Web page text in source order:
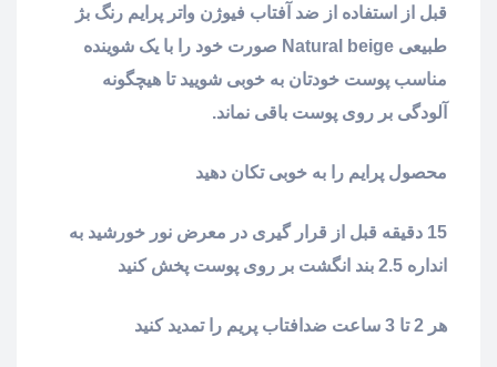
قبل از استفاده از ضد آفتاب فیوژن واتر پرایم رنگ بژ
طبیعی Natural beige صورت خود را با یک شوینده
مناسب پوست خودتان به خوبی شویید تا هیچگونه
آلودگی بر روی پوست باقی نماند.
محصول پرایم را به خوبی تکان دهید
15 دقیقه قبل از قرار گیری در معرض نور خورشید به
انداره 2.5 بند انگشت بر روی پوست پخش کنید
هر 2 تا 3 ساعت ضدافتاب پریم را تمدید کنید